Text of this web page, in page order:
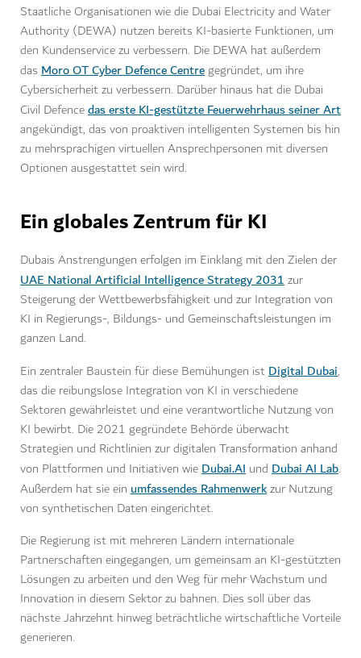
Staatliche Organisationen wie die Dubai Electricity and Water
Authority (DEWA) nutzen bereits KI-basierte Funktionen, um
den Kundenservice zu verbessern. Die DEWA hat außerdem
das Moro OT Cyber Defence Centregegründet, um ihre
Cybersicherheit zu verbessern. Darüber hinaus hat die Dubai
Civil Defencedas erste KI-gestützte Feuerwehrhaus seiner Art
angekündigt, das von proaktiven intelligenten Systemen bis hin
zu mehrsprachigen virtuellen Ansprechpersonen mit diversen
Optionen ausgestattet sein wird.
Ein globales Zentrum für KI
Dubais Anstrengungen erfolgen im Einklang mit den Zielen der
UAE National Artificial Intelligence Strategy 2031zur
Steigerung der Wettbewerbsfähigkeit und zur Integration von
KI in Regierungs-, Bildungs- und Gemeinschaftsleistungen im
ganzen Land.
Ein zentraler Baustein für diese Bemühungen istDigital Dubai,
das die reibungslose Integration von KI in verschiedene
Sektoren gewährleistet und eine verantwortliche Nutzung von
KI bewirbt. Die 2021 gegründete Behörde überwacht
Strategien und Richtlinien zur digitalen Transformation anhand
von Plattformen und Initiativen wieDubai.AI und Dubai AI Lab.
Außerdem hat sie ein umfassendes Rahmenwerkzur Nutzung
von synthetischen Daten eingerichtet.
Die Regierung ist mit mehreren Ländern internationale
Partnerschaften eingegangen, um gemeinsam an KI-gestützten
Lösungen zu arbeiten und den Weg für mehr Wachstum und
Innovation in diesem Sektor zu bahnen. Dies soll über das
nächste Jahrzehnt hinweg beträchtliche wirtschaftliche Vorteile
generieren.